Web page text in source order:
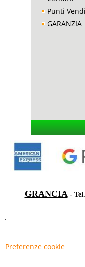
Punti
GARANZIA
GRANCIA -
Preferenze cookie